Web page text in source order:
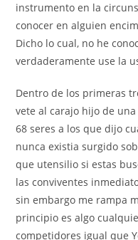
instrumento en la
conocer en alguien
Dicho lo cual, no he
verdaderamente use la
Dentro de los primeras
vete al carajo hijo de
68 seres a los que dijo
nunca existia surgido
que utensilio si estas
las conviventes
sin embargo me rampa
principio es algo
competidores igual que